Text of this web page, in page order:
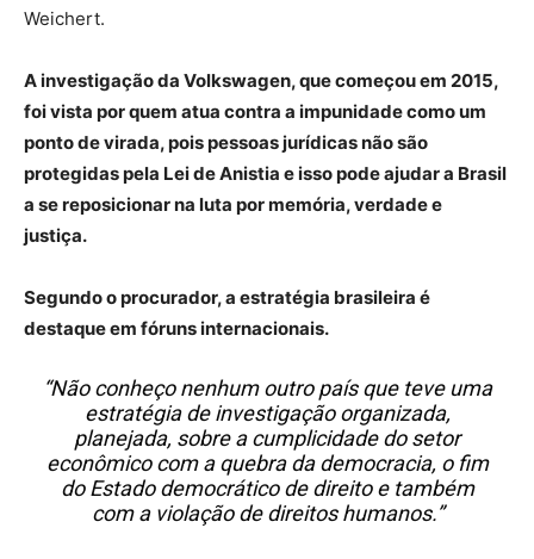
Weichert.
A investigação da Volkswagen, que começou em 2015,
foi vista por quem atua contra a impunidade como um
ponto de virada, pois pessoas jurídicas não são
protegidas pela Lei de Anistia e isso pode ajudar a Brasil
a se reposicionar na luta por memória, verdade e
justiça.
Segundo o procurador, a estratégia brasileira é
destaque em fóruns internacionais.
“Não conheço nenhum outro país que teve uma
estratégia de investigação organizada,
planejada, sobre a cumplicidade do setor
econômico com a quebra da democracia, o fim
do Estado democrático de direito e também
com a violação de direitos humanos.”